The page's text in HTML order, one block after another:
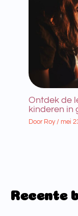
Ontdek de
kinderen in
Door Roy /mei
Recente